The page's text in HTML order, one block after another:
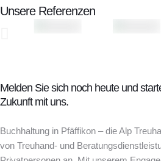
Unsere Referenzen
Melden Sie sich noch heute und
Zukunft mit uns.
Buchhaltung in Pfäffikon – die Alp
von Treuhand- und